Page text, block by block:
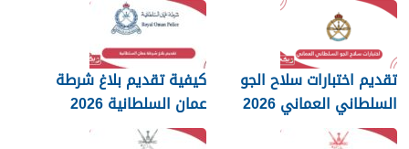
تقديم اختبارات سلاح الجو
السلطاني العماني 2026
كيفية تقديم بلاغ شرطة
عمان السلطانية 2026